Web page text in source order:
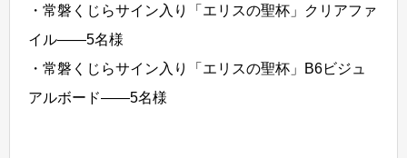
・常磐くじらサイン入り「エリスの聖杯」クリアファ
イル――5名様
・常磐くじらサイン入り「エリスの聖杯」B6ビジュ
アルボード――5名様